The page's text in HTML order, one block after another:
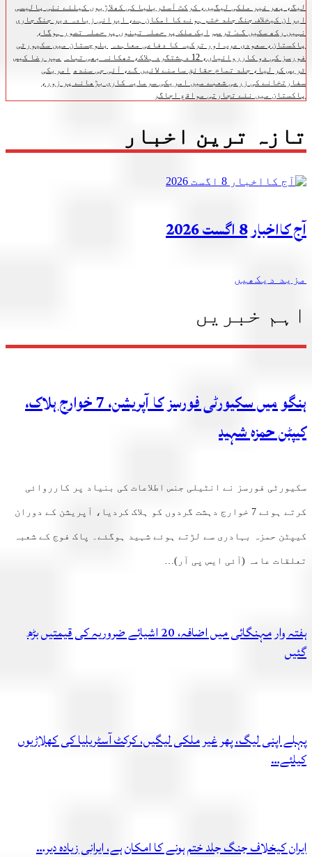
لیگ، پھر غیر ملکی لیگیں، کرکٹ آسٹریلیا کی کھلاڑیوں کیلئے نئی پالیسی
ایران کیخلاف جنگ جلد ختم ہونے کا امکان ہے، ایرانی زیادہ دیر جنگ جاری
نہیں رکھ سکیں گے: ٹرمپ ایک ملک پر حملہ تینوں پر حملہ تصور ہوگا،
پاکستان، سعودی عرب اور ترکیہ کا دفاعی معاہدہ
بلوچستان میں سکیورٹی
فورسز کی دو کارروائیاں، 12 دہشتگرد ہلاک، ٹھکانہ بھی تباہ
میر رضا کیس
ٹریس کر لیا، جلد تمام حقائق سامنے لائیں گے، آئی جی سندھ امریکی
سفارتخانے کی زرعی شعبے میں امریکی سرمایہ کاری بڑھانے پر زور،
پاکستان میں نئے تجارتی مواقع اجاگر
تازہ ترین اخبار
آج کااخبار 8 اگست 2026
مزید دیکھیں
اہم خبریں
ہنگو میں سکیورٹی فورسز کا آپریشن، 7 خوارج ہلاک،
کیپٹن حمزہ شہید
سکیورٹی فورسز نے انٹیلی جنس اطلاعات کی بنیاد پر کارروائی
کرتے ہوئے 7 خوارج دہشت گردوں کو ہلاک کردیا، آپریشن کے دوران
کیپٹن حمزہ بہادری سے لڑتے ہوئے شہید ہوگئے۔ پاک فوج کے شعبہ
تعلقات عامہ (آئی ایس پی آر)…
ہفتہ وار مہنگائی میں اضافہ، 20 اشیائے ضروریہ کی قیمتیں بڑھ
گئیں
پہلے اپنی لیگ، پھر غیر ملکی لیگیں، کرکٹ آسٹریلیا کی کھلاڑیوں
کیلئے…
ایران کیخلاف جنگ جلد ختم ہونے کا امکان ہے، ایرانی زیادہ دیر…